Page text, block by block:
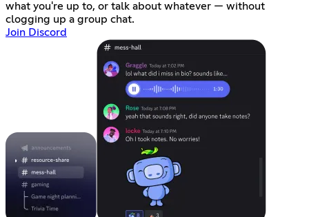
what you're up to, or talk about whatever — without
clogging up a group chat.
Join Discord